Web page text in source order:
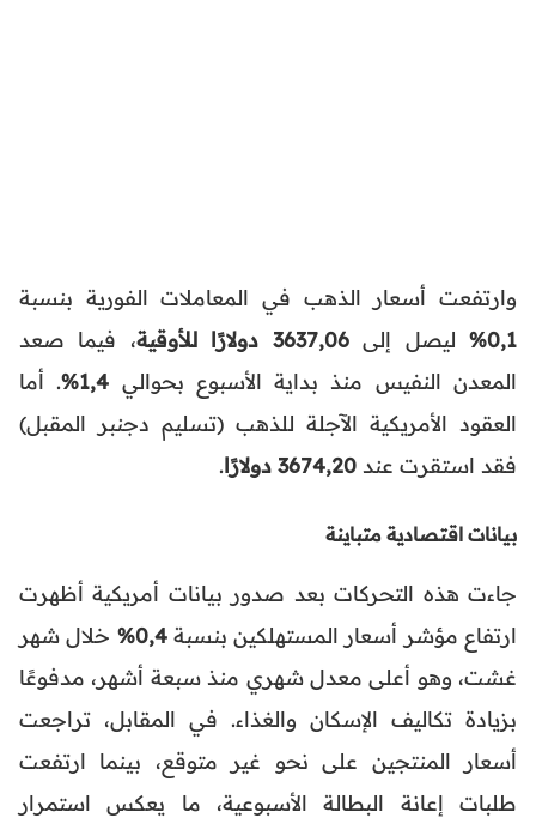
وارتفعت أسعار الذهب في المعاملات الفورية بنسبة
0,1%
ليصل إلى3637,06 دولارًا للأوقية
، فيما صعد
المعدن النفيس منذ بداية الأسبوع بحوالي 1,4%
. أما
العقود الأمريكية الآجلة للذهب (تسليم دجنبر المقبل)
فقد استقرت عند 3674,20 دولارًا .
بيانات اقتصادية متباينة
جاءت هذه التحركات بعد صدور بيانات أمريكية أظهرت
ارتفاع مؤشر أسعار المستهلكين بنسبة0,4%
خلال شهر
غشت، وهو أعلى معدل شهري منذ سبعة أشهر، مدفوعًا
بزيادة تكاليف الإسكان والغذاء. في المقابل، تراجعت
أسعار المنتجين على نحو غير متوقع، بينما ارتفعت
طلبات إعانة البطالة الأسبوعية، ما يعكس استمرار